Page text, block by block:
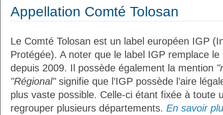
Appellation Comté Tolosan
Le Comté Tolosan est un label européen IGP
Protégée). A noter que le label IGP remplace
depuis 2009. Il possède également la mention
"Régional"signifie que l’IGP possède l’aire
plus vaste possible. Celle-ci étant fixée à toute
regrouper plusieurs départements. En savoir